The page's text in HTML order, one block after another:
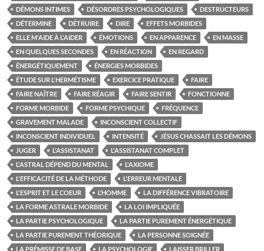
DÉMONS INTIMES DÉSORDRES PSYCHOLOGIQUES
DESTRUCTEURS
DÉTERMINE
DÉTRUIRE DIRE
EFFETS MORBIDES
ELLE M'AIDE À L'AIDER
ÉMOTIONS EN APPARENCE
EN MASSE
EN QUELQUES SECONDES
EN RÉACTION
EN REGARD
ÉNERGÉTIQUEMENT
ÉNERGIES MORBIDES
ÉTUDE SUR L'HERMÉTISME
EXERCICE PRATIQUE
FAIRE
FAIRE NAÎTRE
FAIRE RÉAGIR FAIRE SENTIR
FONCTIONNE
FORME MORBIDE
FORME PSYCHIQUE
FRÉQUENCE
GRAVEMENT MALADE
INCONSCIENT COLLECTIF
INCONSCIENT INDIVIDUEL
INTENSITÉ
JÉSUS CHASSAIT LES DÉMONS
JUGER
L'ASSISTANAT
L'ASSISTANAT COMPLET
L'ASTRAL DÉPEND DU MENTAL
L'AXIOME
L'EFFICACITÉ DE LA MÉTHODE
L'ERREUR MENTALE
L'ESPRIT ET LE COEUR
L’HOMME
LA DIFFÉRENCE VIBRATOIRE
LA FORME ASTRALE MORBIDE
LA LOI IMPLIQUÉE
LA PARTIE PSYCHOLOGIQUE
LA PARTIE PUREMENT ÉNERGÉTIQUE
LA PARTIE PUREMENT THÉORIQUE
LA PERSONNE SOIGNÉE
LA PRÉMISSE DE BASE
LA PSYCHOLOGIE
LAISSER BRILLER